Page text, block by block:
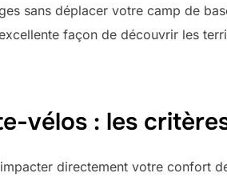
sans déplacer votre camp de
façon de découvrir les
vélos : les
directement votre confort